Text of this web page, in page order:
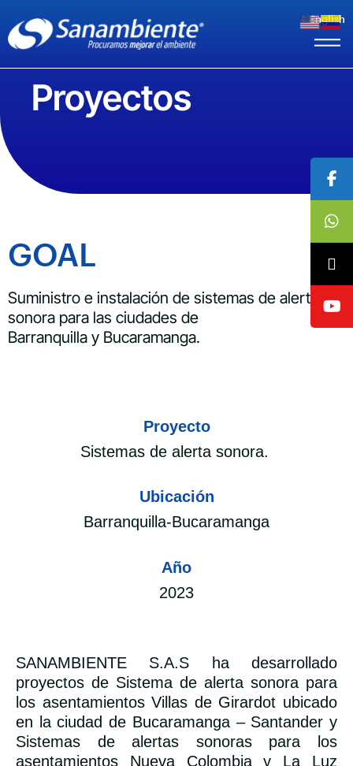
English
Proyectos
GOAL
Suministro e instalación de sistemas de alerta
sonora para las ciudades de
Barranquilla y Bucaramanga.
Proyecto
Sistemas de alerta sonora.
Ubicación
Barranquilla-Bucaramanga
Año
2023
SANAMBIENTE S.A.S ha desarrollado
proyectos de Sistema de alerta sonora para
los asentamientos Villas de Girardot ubicado
en la ciudad de Bucaramanga – Santander y
Sistemas de alertas sonoras para los
asentamientos Nueva Colombia y La Luz